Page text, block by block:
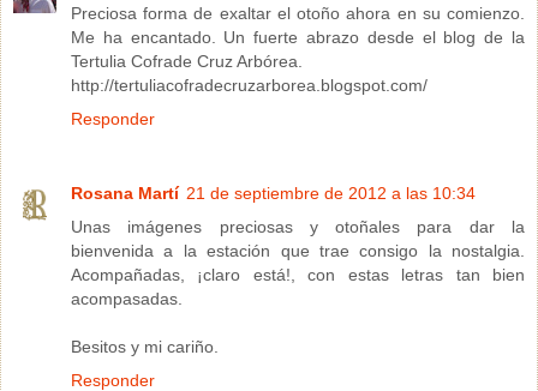
Preciosa forma de exaltar el otoño ahora en su comienzo.
Me ha encantado. Un fuerte abrazo desde el blog de la
Tertulia Cofrade Cruz Arbórea.
http://tertuliacofradecruzarborea.blogspot.com/
Responder
Rosana Martí 21 de septiembre de 2012 a las 10:34
Unas imágenes preciosas y otoñales para dar la
bienvenida a la estación que trae consigo la nostalgia.
Acompañadas, ¡claro está!, con estas letras tan bien
acompasadas.
Besitos y mi cariño.
Responder